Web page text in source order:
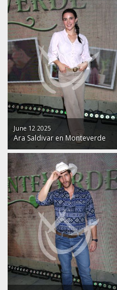
June 12 2025
Ara Saldivar en Monteverde